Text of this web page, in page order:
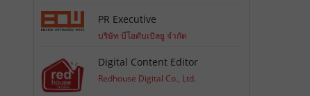
PR Executive
บริษัท บีโอดับเบิลยู จำกัด
Digital Content Editor
Redhouse Digital Co., Ltd.